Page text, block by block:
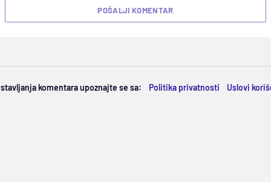
POŠALJI KOMENTAR
komentara upoznajte se sa: Politika privatnosti Uslovi